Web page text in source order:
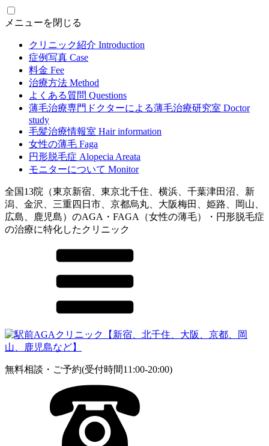
メニューを閉じる
クリニック紹介 Introduction
症例写真 Case
料金 Fee
治療方法 Method
よくある質問 Questions
薄毛治療専門ドクターによる薄毛治療研究室 Doctor
study
毛髪治療情報室 Hair information
女性の薄毛 Faga
円形脱毛症 Alopecia Areata
モニターについて Monitor
全国13院（東京新宿、東京北千住、横浜、千葉津田沼、新
潟、金沢、三重四日市、京都烏丸、大阪梅田、姫路、岡山、
広島、鹿児島）のAGA・FAGA（女性の薄毛）・円形脱毛症
の治療に特化したクリニック
無料相談・ご予約(受付時間11:00-20:00)